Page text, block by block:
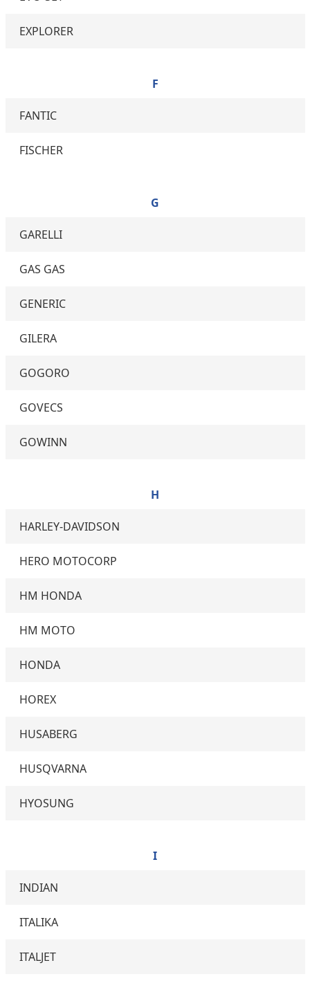
EXPLORER
F
FANTIC
FISCHER
G
GARELLI
GAS GAS
GENERIC
GILERA
GOGORO
GOVECS
GOWINN
H
HARLEY-DAVIDSON
HERO MOTOCORP
HM HONDA
HM MOTO
HONDA
HOREX
HUSABERG
HUSQVARNA
HYOSUNG
I
INDIAN
ITALIKA
ITALJET